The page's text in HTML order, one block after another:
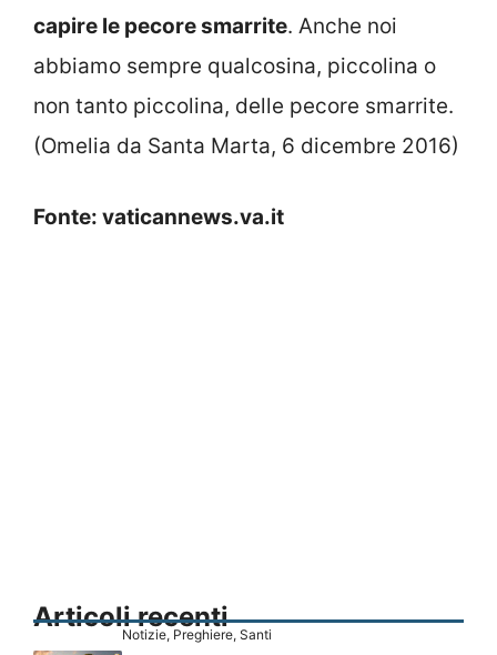
capire le pecore smarrite. Anche noi
abbiamo sempre qualcosina, piccolina o
non tanto piccolina, delle pecore smarrite.
(Omelia da Santa Marta, 6 dicembre 2016)
Fonte: vaticannews.va.it
Articoli recenti
Notizie, Preghiere, Santi